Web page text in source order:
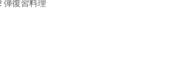
弾復習料理